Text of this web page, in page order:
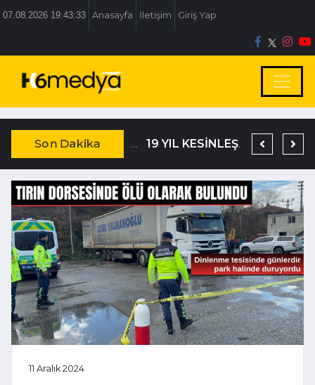
07.08.2026 19:43:33 Anasayfa İletişim Giriş Yap
Son Dakika 19 YIL KESİNLEŞMİŞ HAPİS CEZASIYLA ARANIYORDU
11 Aralık 2024